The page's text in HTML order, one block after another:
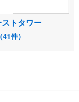
トタワー
件）